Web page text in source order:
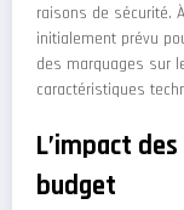
raisons de sécurité.
initialement prévu
des marquages sur
caractéristiques
L’impact
budget